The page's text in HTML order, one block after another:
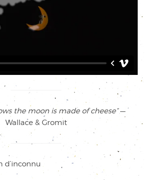
the moon is made of cheese”—
Wallace & Gromit
d’inconnu